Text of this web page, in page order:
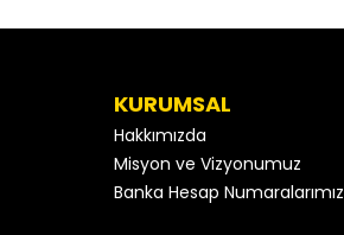
KURUMSAL
Hakkımızda
Misyon ve Vizyonumuz
Banka Hesap Numaralarımız